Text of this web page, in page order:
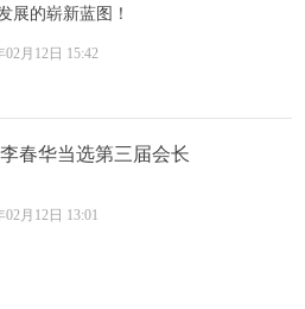
展的崭新蓝图！
02月12日 15:42
春华当选第三届会长
02月12日 13:01